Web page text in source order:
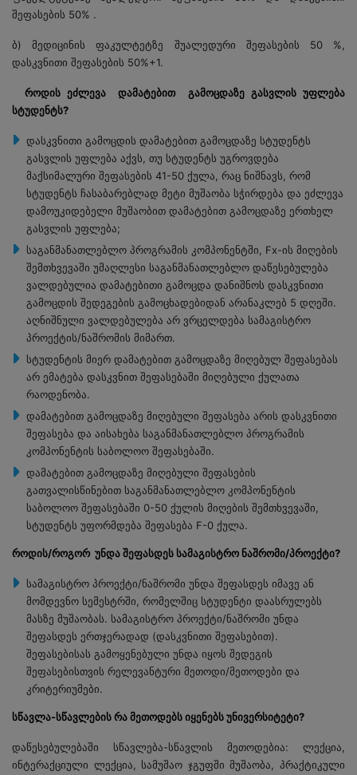
შეფასების 50% .
ბ) მედიცინის ფაკულტეტზე შუალედური შეფასების 50 %,
დასკვნითი შეფასების 50%+1.
როდის ეძლევა დამატებით გამოცდაზე გასვლის უფლება
სტუდენტს?
დასკვნითი გამოცდის დამატებით გამოცდაზე სტუდენტს
გასვლის უფლება აქვს, თუ სტუდენტს უგროვდება
მაქსიმალური შეფასების 41-50 ქულა, რაც ნიშნავს, რომ
სტუდენტს ჩასაბარებლად მეტი მუშაობა სჭირდება და ეძლევა
დამოუკიდებელი მუშაობით დამატებით გამოცდაზე ერთხელ
გასვლის უფლება;
საგანმანათლებლო პროგრამის კომპონენტში, Fx-ის მიღების
შემთხვევაში უმაღლესი საგანმანათლებლო დაწესებულება
ვალდებულია დამატებითი გამოცდა დანიშნოს დასკვნითი
გამოცდის შედეგების გამოცხადებიდან არანაკლებ 5 დღეში.
აღნიშნული ვალდებულება არ ვრცელდება სამაგისტრო
პროექტის/ნაშრომის მიმართ.
სტუდენტის მიერ დამატებით გამოცდაზე მიღებულ შეფასებას
არ ემატება დასკვნით შეფასებაში მიღებული ქულათა
რაოდენობა.
დამატებით გამოცდაზე მიღებული შეფასება არის დასკვნითი
შეფასება და აისახება საგანმანათლებლო პროგრამის
კომპონენტის საბოლოო შეფასებაში.
დამატებით გამოცდაზე მიღებული შეფასების
გათვალისწინებით საგანმანათლებლო კომპონენტის
საბოლოო შეფასებაში 0-50 ქულის მიღების შემთხვევაში,
სტუდენტს უფორმდება შეფასება F-0 ქულა.
როდის/როგორ უნდა შეფასდეს სამაგისტრო ნაშრომი/პროექტი?
სამაგისტრო პროექტი/ნაშრომი უნდა შეფასდეს იმავე ან
მომდევნო სემესტრში, რომელშიც სტუდენტი დაასრულებს
მასზე მუშაობას. სამაგისტრო პროექტი/ნაშრომი უნდა
შეფასდეს ერთჯერადად (დასკვნითი შეფასებით).
შეფასებისას გამოყენებული უნდა იყოს შედეგის
შეფასებისთვის რელევანტური მეთოდი/მეთოდები და
კრიტერიუმები.
სწავლა-სწავლების რა მეთოდებს იყენებს უნივერსიტეტი?
დაწესებულებაში სწავლება-სწავლის მეთოდებია: ლექცია,
ინტერაქციული ლექცია, სამუშაო ჯგუფში მუშაობა, პრაქტიკული